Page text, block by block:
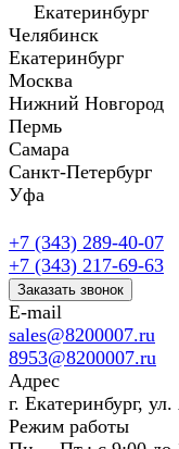
Екатеринбург
Челябинск
Екатеринбург
Москва
Нижний Новгород
Пермь
Самара
Санкт-Петербург
Уфа
+7 (343) 289-40-07
+7 (343) 217-69-63
Заказать звонок
E-mail
sales@8200007.ru
8953@8200007.ru
Адрес
г. Екатеринбург,
Режим работы